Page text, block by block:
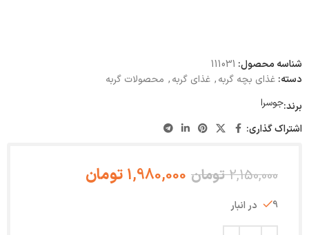
شناسه محصول: 111031
دسته: غذای بچه گربه, غذای گربه, محصولات گربه
برند:جوسرا
اشتراک گذاری:
2,150,000 تومان 1,980,000 تومان
9 در انبار